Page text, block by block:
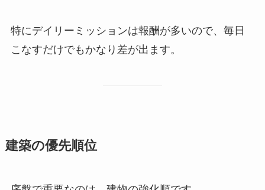
特にデイリーミッションは報酬が多いので、毎日
こなすだけでもかなり差が出ます。
建築の優先順位